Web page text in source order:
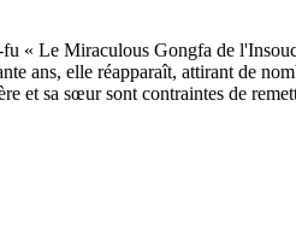
« Le Miraculous Gongfa de
ans, elle réapparaît, attirant de
et sa sœur sont contraintes de